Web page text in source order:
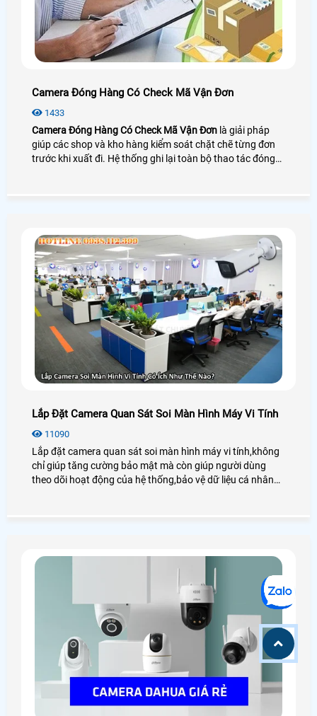
Camera Đóng Hàng Có Check Mã Vận Đơn
1433
Camera Đóng Hàng Có Check Mã Vận Đơn là giải pháp
giúp các shop và kho hàng kiểm soát chặt chẽ từng đơn
trước khi xuất đi. Hệ thống ghi lại toàn bộ thao tác đóng
Lắp Đặt Camera Quan Sát Soi Màn Hình Máy Vi Tính
11090
Lắp đặt camera quan sát soi màn hình máy vi tính,không
chỉ giúp tăng cường bảo mật mà còn giúp người dùng
theo dõi hoạt động của hệ thống,bảo vệ dữ liệu cá nhân